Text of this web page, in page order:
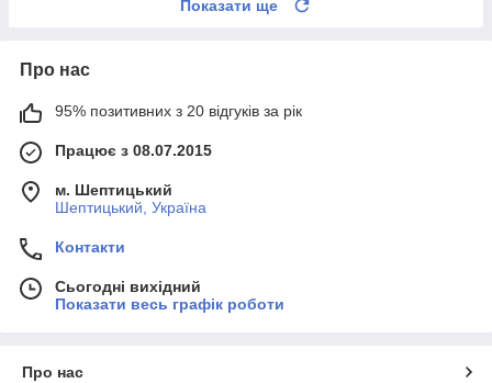
Показати ще
Про нас
95% позитивних з 20 відгуків за рік
Працює з 08.07.2015
м. Шептицький
Шептицький, Україна
Контакти
Сьогодні вихідний
Показати весь графік роботи
Про нас